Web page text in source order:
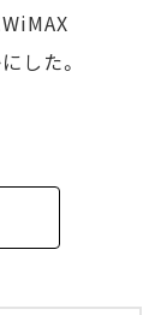
した。